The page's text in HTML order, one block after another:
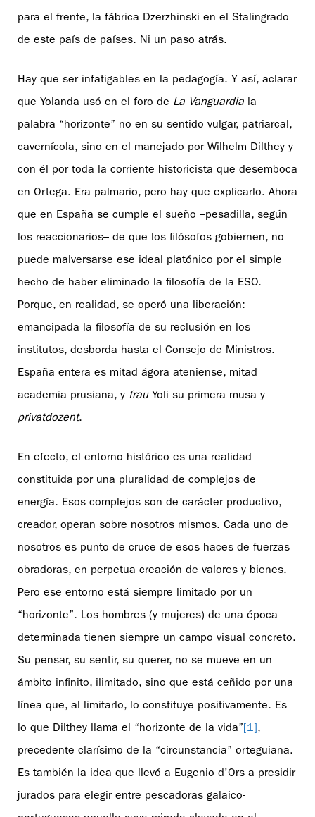
para el frente, la fábrica Dzerzhinski en el Stalingrado
de este país de países. Ni un paso atrás.
Hay que ser infatigables en la pedagogía. Y así, aclarar
que Yolanda usó en el foro de La Vanguardia la
palabra “horizonte” no en su sentido vulgar, patriarcal,
cavernícola, sino en el manejado por Wilhelm Dilthey y
con él por toda la corriente historicista que desemboca
en Ortega. Era palmario, pero hay que explicarlo. Ahora
que en España se cumple el sueño –pesadilla, según
los reaccionarios– de que los filósofos gobiernen, no
puede malversarse ese ideal platónico por el simple
hecho de haber eliminado la filosofía de la ESO.
Porque, en realidad, se operó una liberación:
emancipada la filosofía de su reclusión en los
institutos, desborda hasta el Consejo de Ministros.
España entera es mitad ágora ateniense, mitad
academia prusiana, y frauYoli su primera musa y
privatdozent.
En efecto, el entorno histórico es una realidad
constituida por una pluralidad de complejos de
energía. Esos complejos son de carácter productivo,
creador, operan sobre nosotros mismos. Cada uno de
nosotros es punto de cruce de esos haces de fuerzas
obradoras, en perpetua creación de valores y bienes.
Pero ese entorno está siempre limitado por un
“horizonte”. Los hombres (y mujeres) de una época
determinada tienen siempre un campo visual concreto.
Su pensar, su sentir, su querer, no se mueve en un
ámbito infinito, ilimitado, sino que está ceñido por una
línea que, al limitarlo, lo constituye positivamente. Es
lo que Dilthey llama el “horizonte de la vida” [1] ,
precedente clarísimo de la “circunstancia” orteguiana.
Es también la idea que llevó a Eugenio d’Ors a presidir
jurados para elegir entre pescadoras galaico-